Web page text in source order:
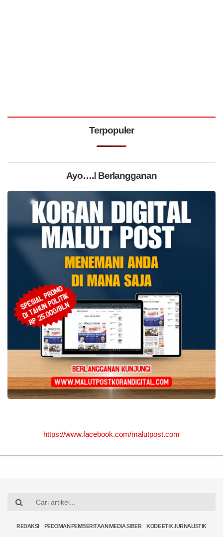
Terpopuler
Ayo….! Berlangganan
https://www.facebook.com/malutpost.com
REDAKSI PEDOMAN PEMBERITAAN MEDIA SIBER KODE ETIK JURNALISTIK